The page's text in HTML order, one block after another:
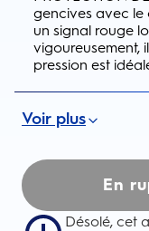
gencives avec le
un signal rouge
vigoureusement,
pression est
Voir plus
En
Désolé, cet